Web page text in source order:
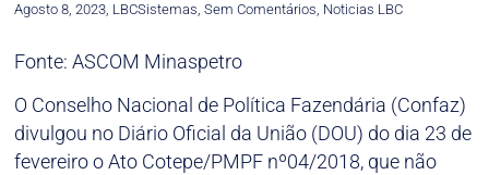
Agosto 8, 2023, LBCSistemas, Sem Comentários, Noticias LBC
Fonte: ASCOM Minaspetro
O Conselho Nacional de Política Fazendária (Confaz)
divulgou no Diário Oficial da União (DOU) do dia 23 de
fevereiro o Ato Cotepe/PMPF nº04/2018, que não